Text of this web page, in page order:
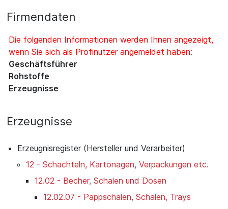
Firmendaten
Die folgenden Informationen werden Ihnen angezeigt,
wenn Sie sich als Profinutzer angemeldet haben:
Geschäftsführer
Rohstoffe
Erzeugnisse
Erzeugnisse
Erzeugnisregister (Hersteller und Verarbeiter)
12 - Schachteln, Kartonagen, Verpackungen etc.
12.02 - Becher, Schalen und Dosen
12.02.07 - Pappschalen, Schalen, Trays